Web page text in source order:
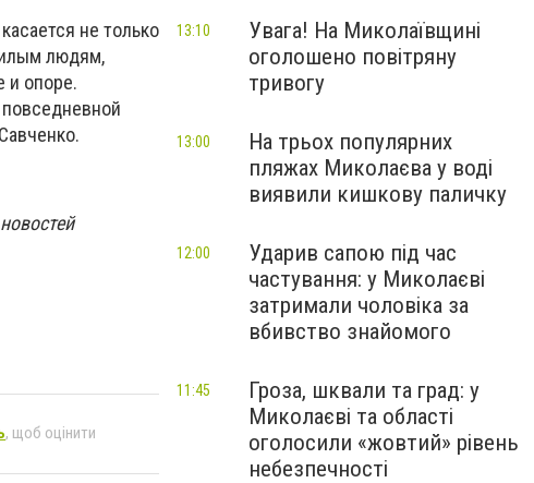
не только
людям,
и опоре.
, щоб оцінити
Увага! На Миколаївщині
оголошено повітряну
тривогу
13:10
На трьох популярних
пляжах Миколаєва у воді
виявили кишкову паличку
13:00
Ударив сапою під час
частування: у Миколаєві
затримали чоловіка за
вбивство знайомого
12:00
Гроза, шквали та град: у
Миколаєві та області
оголосили «жовтий» рівень
небезпечності
11:45